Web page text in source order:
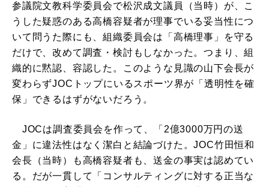
参議院文教科学委員会で松沢成文議員（当時）が、こ
うした疑惑のある高橋容疑者が理事でいる妥当性につ
いて問うた際にも、組織委員会は「高橋理事」を守る
だけで、改めて調査・検討もしなかった。つまり、組
織的に黙認、容認した。このような見識の山下会長が
変わらずJOCトップにいるスポーツ界が「透明性を確
保」できるはずがないだろう。
JOCは調査委員会を作って、「2億3000万円の送
金」に違法性はなく潔白と結論づけた。JOC竹田恒和
会長（当時）も高橋容疑者も、送金の事実は認めてい
る。だが一貫して「コンサルティングに対する正当な